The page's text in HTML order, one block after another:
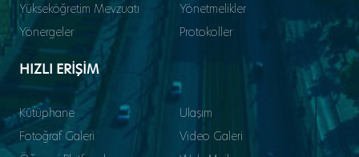
Yükseköğretim Mevzuatı
Yönetmelikler
Yönergeler
Protokoller
HIZLI ERİŞİM
Kütüphane
Ulaşım
Fotoğraf Galeri
Video Galeri